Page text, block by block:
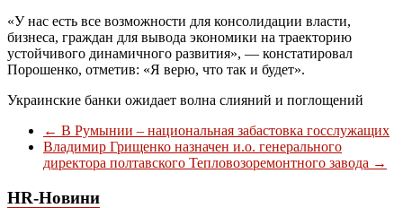
«У нас есть все возможности для консолидации власти,
бизнеса, граждан для вывода экономики на траекторию
устойчивого динамичного развития», — констатировал
Порошенко, отметив: «Я верю, что так и будет».
Украинские банки ожидает волна слияний и поглощений
← В Румынии – национальная забастовка госслужащих
Владимир Грищенко назначен и.о. генерального
директора полтавского Тепловозоремонтного завода →
HR-Новини